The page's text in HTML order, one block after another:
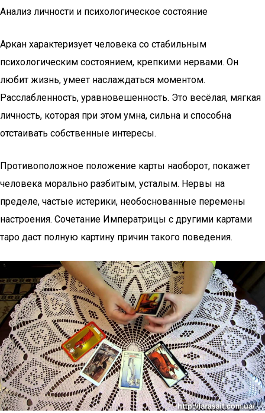
Анализ личности и психологическое состояние
Аркан характеризует человека со стабильным
психологическим состоянием, крепкими нервами. Он
любит жизнь, умеет наслаждаться моментом.
Расслабленность, уравновешенность. Это весёлая, мягкая
личность, которая при этом умна, сильна и способна
отстаивать собственные интересы.
Противоположное положение карты наоборот, покажет
человека морально разбитым, усталым. Нервы на
пределе, частые истерики, необоснованные перемены
настроения. Сочетание Императрицы с другими картами
таро даст полную картину причин такого поведения.